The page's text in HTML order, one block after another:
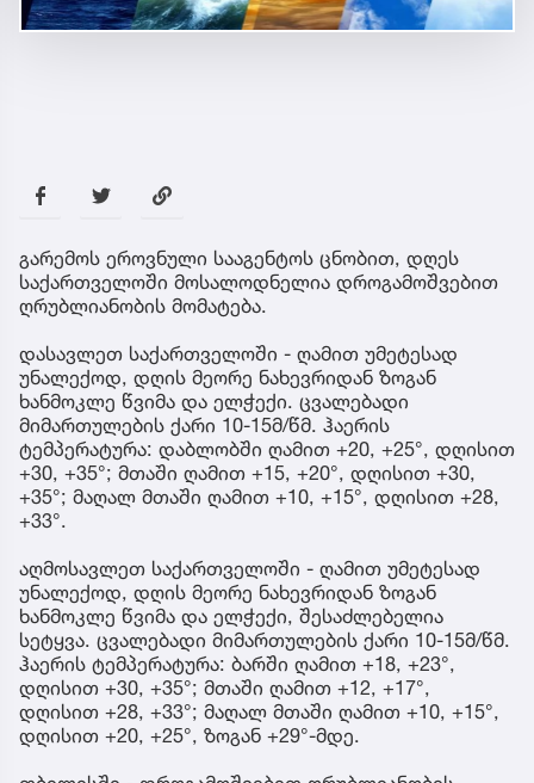
გარემოს ეროვნული სააგენტოს ცნობით, დღეს
საქართველოში მოსალოდნელია დროგამოშვებით
ღრუბლიანობის მომატება.
დასავლეთ საქართველოში - ღამით უმეტესად
უნალექოდ, დღის მეორე ნახევრიდან ზოგან
ხანმოკლე წვიმა და ელჭექი. ცვალებადი
მიმართულების ქარი 10-15მ/წმ. ჰაერის
ტემპერატურა: დაბლობში ღამით +20, +25°, დღისით
+30, +35°; მთაში ღამით +15, +20°, დღისით +30,
+35°; მაღალ მთაში ღამით +10, +15°, დღისით +28,
+33°.
აღმოსავლეთ საქართველოში - ღამით უმეტესად
უნალექოდ, დღის მეორე ნახევრიდან ზოგან
ხანმოკლე წვიმა და ელჭექი, შესაძლებელია
სეტყვა. ცვალებადი მიმართულების ქარი 10-15მ/წმ.
ჰაერის ტემპერატურა: ბარში ღამით +18, +23°,
დღისით +30, +35°; მთაში ღამით +12, +17°,
დღისით +28, +33°; მაღალ მთაში ღამით +10, +15°,
დღისით +20, +25°, ზოგან +29°-მდე.